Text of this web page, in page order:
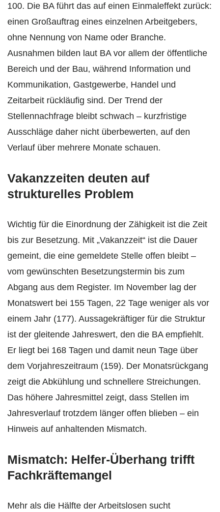
100. Die BA führt das auf einen Einmaleffekt zurück:
einen Großauftrag eines einzelnen Arbeitgebers,
ohne Nennung von Name oder Branche.
Ausnahmen bilden laut BA vor allem der öffentliche
Bereich und der Bau, während Information und
Kommunikation, Gastgewerbe, Handel und
Zeitarbeit rückläufig sind. Der Trend der
Stellennachfrage bleibt schwach – kurzfristige
Ausschläge daher nicht überbewerten, auf den
Verlauf über mehrere Monate schauen.
Vakanzzeiten deuten auf
strukturelles Problem
Wichtig für die Einordnung der Zähigkeit ist die Zeit
bis zur Besetzung. Mit „Vakanzzeit“ ist die Dauer
gemeint, die eine gemeldete Stelle offen bleibt –
vom gewünschten Besetzungstermin bis zum
Abgang aus dem Register. Im November lag der
Monatswert bei 155 Tagen, 22 Tage weniger als vor
einem Jahr (177). Aussagekräftiger für die Struktur
ist der gleitende Jahreswert, den die BA empfiehlt.
Er liegt bei 168 Tagen und damit neun Tage über
dem Vorjahreszeitraum (159). Der Monatsrückgang
zeigt die Abkühlung und schnellere Streichungen.
Das höhere Jahresmittel zeigt, dass Stellen im
Jahresverlauf trotzdem länger offen blieben – ein
Hinweis auf anhaltenden Mismatch.
Mismatch: Helfer-Überhang trifft
Fachkräftemangel
Mehr als die Hälfte der Arbeitslosen sucht